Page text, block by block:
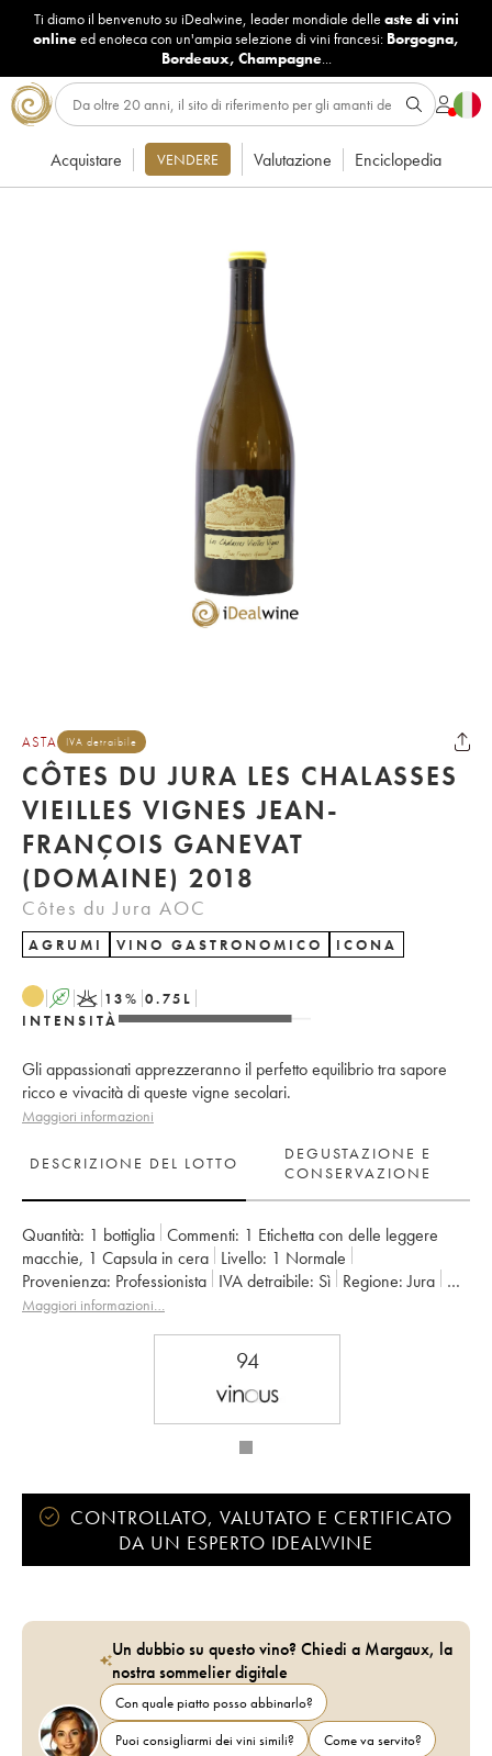
Ti diamo il benvenuto su iDealwine, leader mondiale delle aste di vini
onlineed enoteca con un'ampia selezione di vini francesi: Borgogna,
Bordeaux, Champagne...
Acquistare VENDERE Valutazione Enciclopedia
ASTA IVA detraibile
CÔTES DU JURA LES CHALASSES
VIEILLES VIGNES JEAN-
FRANÇOIS GANEVAT
(DOMAINE) 2018
Côtes du Jura AOC
AGRUMI VINO GASTRONOMICO ICONA
A K 13% 0.75 L
INTENSITÀ
Gli appassionati apprezzeranno il perfetto equilibrio tra sapore
ricco e vivacità di queste vigne secolari.
Maggiori informazioni
DESCRIZIONE DEL LOTTO
DEGUSTAZIONE E
CONSERVAZIONE
Quantità: 1 bottiglia Commenti: 1 Etichetta con delle leggere
macchie, 1 Capsula in cera Livello: 1 Normale
Provenienza:
professionista IVA detraibile: sì Regione: Jura
Denominazione:
Côtes du Jura
Maggiori informazioni…
94
CONTROLLATO, VALUTATO E CERTIFICATO
DA UN ESPERTO IDEALWINE
Un dubbio su questo vino? Chiedi a Margaux, la
nostra sommelier digitale
Con quale piatto posso abbinarlo?
Puoi consigliarmi dei vini simili?
Come va servito?